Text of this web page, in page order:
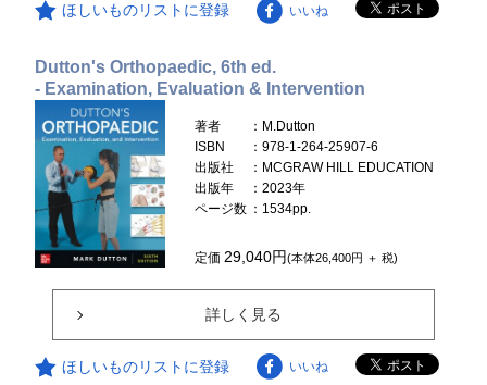
ほしいものリストに登録 いいね
Dutton's Orthopaedic, 6th ed.
- Examination, Evaluation & Intervention
著者
：M.Dutton
ISBN
：978-1-264-25907-6
出版社
：MCGRAW HILL EDUCATION
出版年
：2023年
ページ数 ：1534pp.
定価29,040円(本体26,400円 ＋ 税)
詳しく見る
ほしいものリストに登録 いいね